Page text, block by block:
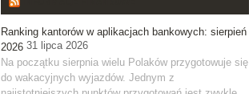
Ranking kantorów w aplikacjach bankowych: sierpień
2026 31 lipca 2026
Na początku sierpnia wielu Polaków przygotowuje się
do wakacyjnych wyjazdów. Jednym z